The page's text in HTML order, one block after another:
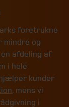
foretrukne
mindre og
afdeling af
i hele
kunder
, mens vi
i